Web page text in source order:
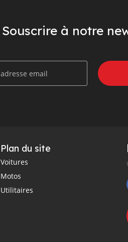
Souscrire à notre
Plan du site
Voitures
Motos
Utilitaires